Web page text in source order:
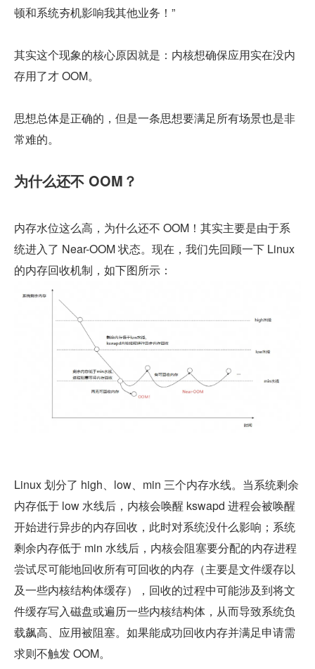
顿和系统夯机影响我其他业务！”
其实这个现象的核心原因就是：内核想确保应用实在没内
存用了才 OOM。
思想总体是正确的，但是一条思想要满足所有场景也是非
常难的。
为什么还不 OOM？
内存水位这么高，为什么还不 OOM！其实主要是由于系
统进入了 Near-OOM 状态。现在，我们先回顾一下 Linux
的内存回收机制，如下图所示：
Linux 划分了 high、low、min 三个内存水线。当系统剩余
内存低于 low 水线后，内核会唤醒 kswapd 进程会被唤醒
开始进行异步的内存回收，此时对系统没什么影响；系统
剩余内存低于 min 水线后，内核会阻塞要分配的内存进程
尝试尽可能地回收所有可回收的内存（主要是文件缓存以
及一些内核结构体缓存），回收的过程中可能涉及到将文
件缓存写入磁盘或遍历一些内核结构体，从而导致系统负
载飙高、应用被阻塞。如果能成功回收内存并满足申请需
求则不触发 OOM。